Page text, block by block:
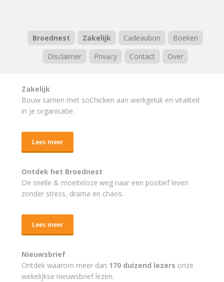
Broednest Zakelijk Cadeaubon
Boeken
Disclaimer
Privacy Contact Over
Zakelijk
Bouw samen met soChicken aan werkgeluk en vitaliteit
in je organisatie.
Lees meer
Ontdek het Broednest
De snelle & moeiteloze weg naar een positief leven
zonder stress, drama en chaos.
Lees meer
Nieuwsbrief
Ontdek waarom meer dan 170 duizend lezers onze
wekelijkse nieuwsbrief lezen.